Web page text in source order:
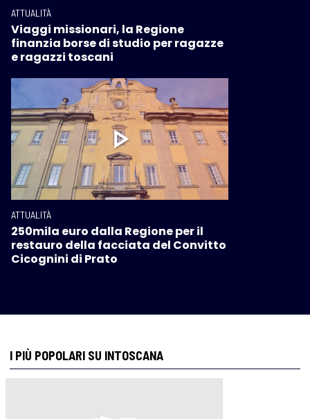
ATTUALITÀ
Viaggi missionari, la Regione
finanzia borse di studio per ragazze
e ragazzi toscani
ATTUALITÀ
250mila euro dalla Regione per il
restauro della facciata del Convitto
Cicognini di Prato
I PIÙ POPOLARI SU INTOSCANA